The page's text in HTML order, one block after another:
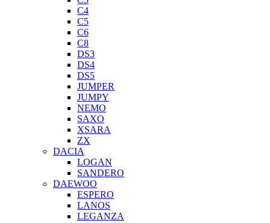
C4
C5
C6
C8
DS3
DS4
DS5
JUMPER
JUMPY
NEMO
SAXO
XSARA
ZX
DACIA
LOGAN
SANDERO
DAEWOO
ESPERO
LANOS
LEGANZA